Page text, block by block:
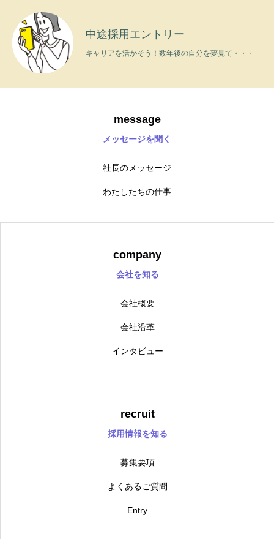
中途採用エントリー
キャリアを活かそう！数年後の自分を夢見て・・・
message
メッセージを聞く
社長のメッセージ
わたしたちの仕事
company
会社を知る
会社概要
会社沿革
インタビュー
recruit
採用情報を知る
募集要項
よくあるご質問
Entry